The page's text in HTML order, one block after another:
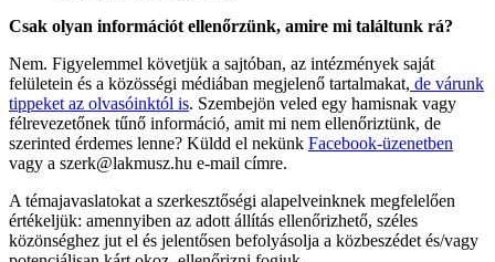
Csak olyan információt ellenőrzünk, amire mi találtunk rá?
Nem. Figyelemmel követjük a sajtóban, az intézmények saját
felületein és a közösségi médiában megjelenő tartalmakat, de várunk
tippeket az olvasóinktól is. Szembejön veled egy hamisnak vagy
félrevezetőnek tűnő információ, amit mi nem ellenőriztünk, de
szerinted érdemes lenne? Küldd el nekünk Facebook-üzenetben
vagy a szerk@lakmusz.hu e-mail címre.
A témajavaslatokat a szerkesztőségi alapelveinknek megfelelően
értékeljük: amennyiben az adott állítás ellenőrizhető, széles
közönséghez jut el és jelentősen befolyásolja a közbeszédet és/vagy